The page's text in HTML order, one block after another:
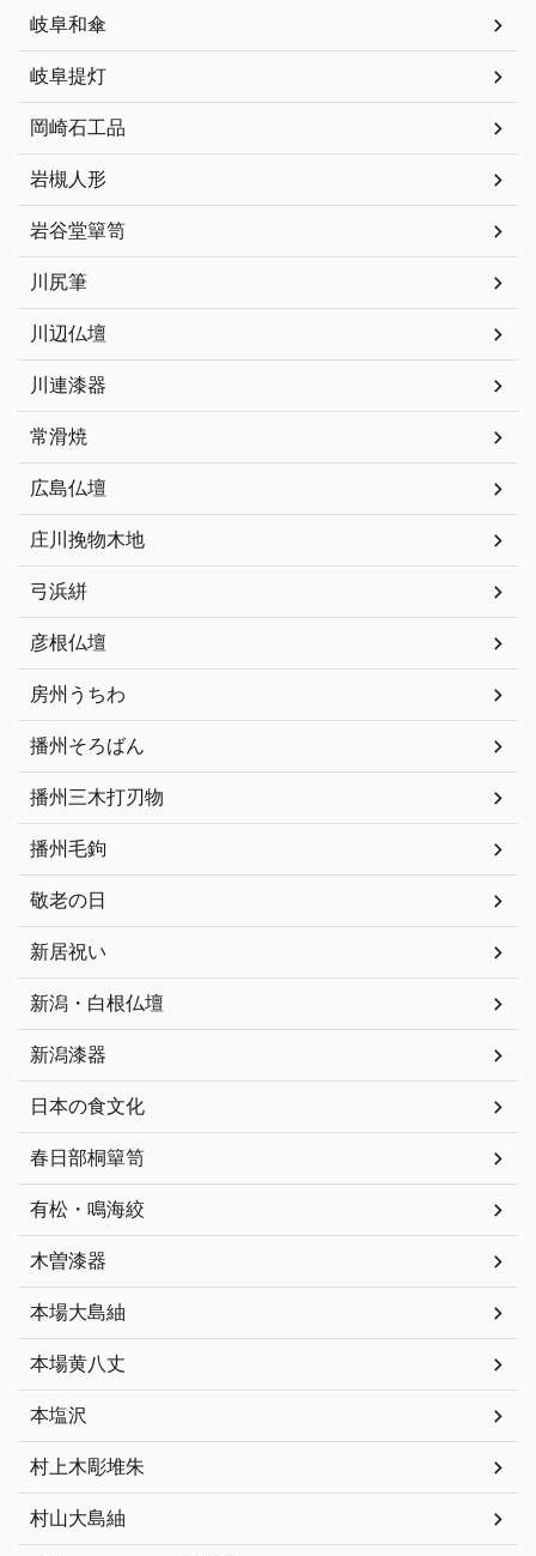
岐阜和傘
岐阜提灯
岡崎石工品
岩槻人形
岩谷堂簞笥
川尻筆
川辺仏壇
川連漆器
常滑焼
広島仏壇
庄川挽物木地
弓浜絣
彦根仏壇
房州うちわ
播州そろばん
播州三木打刃物
播州毛鉤
敬老の日
新居祝い
新潟・白根仏壇
新潟漆器
日本の食文化
春日部桐簞笥
有松・鳴海絞
木曽漆器
本場大島紬
本場黄八丈
本塩沢
村上木彫堆朱
村山大島紬